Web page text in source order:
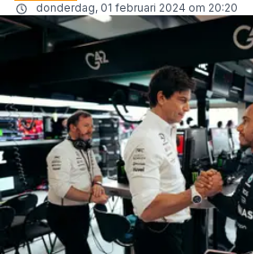
donderdag, 01 februari 2024 om 20:20